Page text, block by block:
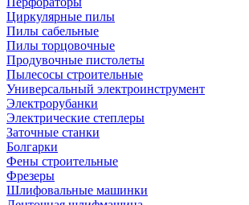
Циркулярные пилы
Пилы сабельные
Пилы торцовочные
Продувочные пистолеты
Пылесосы строительные
Универсальный электроинструмент
Электрорубанки
Электрические степлеры
Заточные станки
Болгарки
Фены строительные
Фрезеры
Шлифовальные машинки